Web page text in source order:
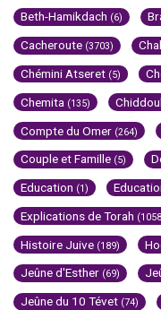
Beth-Hamikdach (6)
Cacheroute (3703)
Chémini Atseret (5)
Chemita (135)
Compte du Omer (264)
Couple et Famille (5)
Education (1)
Explications de Torah
Histoire Juive (189)
Jeûne d'Esther (69)
Jeûne du 10 Tévet (74)